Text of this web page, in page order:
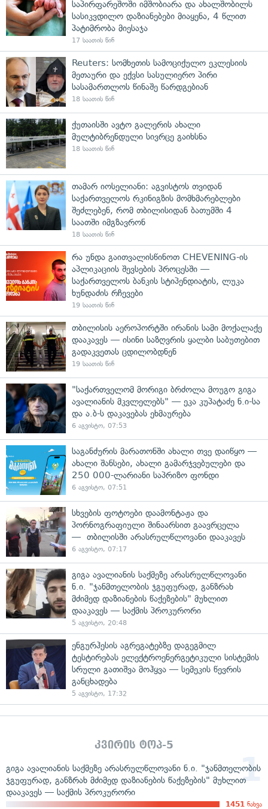
საპირფარეშოში იმშობიარა და ახალშობილს
სასიკვდილო დაზიანებები მიაყენა, 4 წლით
პატიმრობა მიესაჯა
17 საათის წინ
Reuters: სომხეთის სამოციქულო ეკლესიის
მეთაური და ექვსი სასულიერო პირი
სასამართლოს წინაშე წარდგებიან
18 საათის წინ
ქუთაისში ავტო გალერის ახალი
მულტიბრენდული სივრცე გაიხსნა
18 საათის წინ
თამარ იოსელიანი: აგვისტოს თვიდან
საქართველოს რკინიგზის მომხმარებლები
შეძლებენ, რომ თბილისიდან ბათუმში 4
საათში იმგზავრონ
18 საათის წინ
რა უნდა გაითვალისწინოთ CHEVENING-ის
აპლიკაციის შევსების პროცესში —
საქართველოს ბანკის სტიპენდიატის, ლუკა
ხუნდაძის რჩევები
19 საათის წინ
თბილისის აეროპორტში ირანის სამი მოქალაქე
დააკავეს — ისინი საზღვრის ყალბი საბუთებით
გადაკვეთას ცდილობდნენ
19 საათის წინ
"საქართველომ მორიგი ბრძოლა მოუგო გიგა
ავალიანის მკვლელებს" — ეკა კუპატაძე ნ.ი-სა
და ა.ბ-ს დაკავებას ეხმაურება
6 აგვისტო, 07:53
საგანძურის მარათონში ახალი თვე დაიწყო —
ახალი შანსები, ახალი გამარჯვებულები და
250 000-ლარიანი საპრიზო ფონდი
6 აგვისტო, 07:51
სხვების ფოტოები დაამონტაჟა და
პორნოგრაფიული შინაარსით გაავრცელა
— თბილისში არასრულწლოვანი დააკავეს
6 აგვისტო, 07:17
გიგა ავალიანის საქმეზე არასრულწლოვანი
ნ.ი. "ჯანმთელობის ჯგუფურად, განზრახ
მძიმედ დაზიანების წაქეზების" მუხლით
დააკავეს — საქმის პროკურორი
5 აგვისტო, 20:48
ენგურჰესის აგრეგატებზე დაგეგმილ
ტესტირებას ელექტროენერგეტიკული სისტემის
სრული გათიშვა მოჰყვა — სემეკის წევრის
განცხადება
5 აგვისტო, 17:32
კვირის ტოპ-5
გიგა ავალიანის საქმეზე არასრულწლოვანი ნ.ი. "ჯანმთელობის
ჯგუფურად, განზრახ მძიმედ დაზიანების წაქეზების" მუხლით
დააკავეს — საქმის პროკურორი
1451 ნახვა